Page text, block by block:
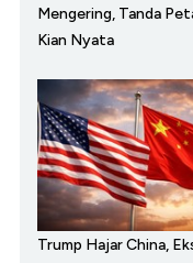
Mengering, Tanda
Kian Nyata
Trump Hajar China,